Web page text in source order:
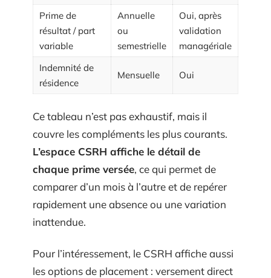
Prime de
résultat / part
variable
Annuelle
ou
semestrielle
Oui, après
validation
managériale
Indemnité de
résidence
Mensuelle Oui
Ce tableau n’est pas exhaustif, mais il
couvre les compléments les plus courants.
L’espace CSRH affiche le détail de
chaque prime versée, ce qui permet de
comparer d’un mois à l’autre et de repérer
rapidement une absence ou une variation
inattendue.
Pour l’intéressement, le CSRH affiche aussi
les options de placement : versement direct